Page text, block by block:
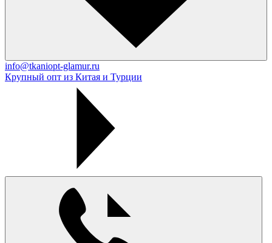
info@tkaniopt-glamur.ru
Крупный опт из Китая и Турции